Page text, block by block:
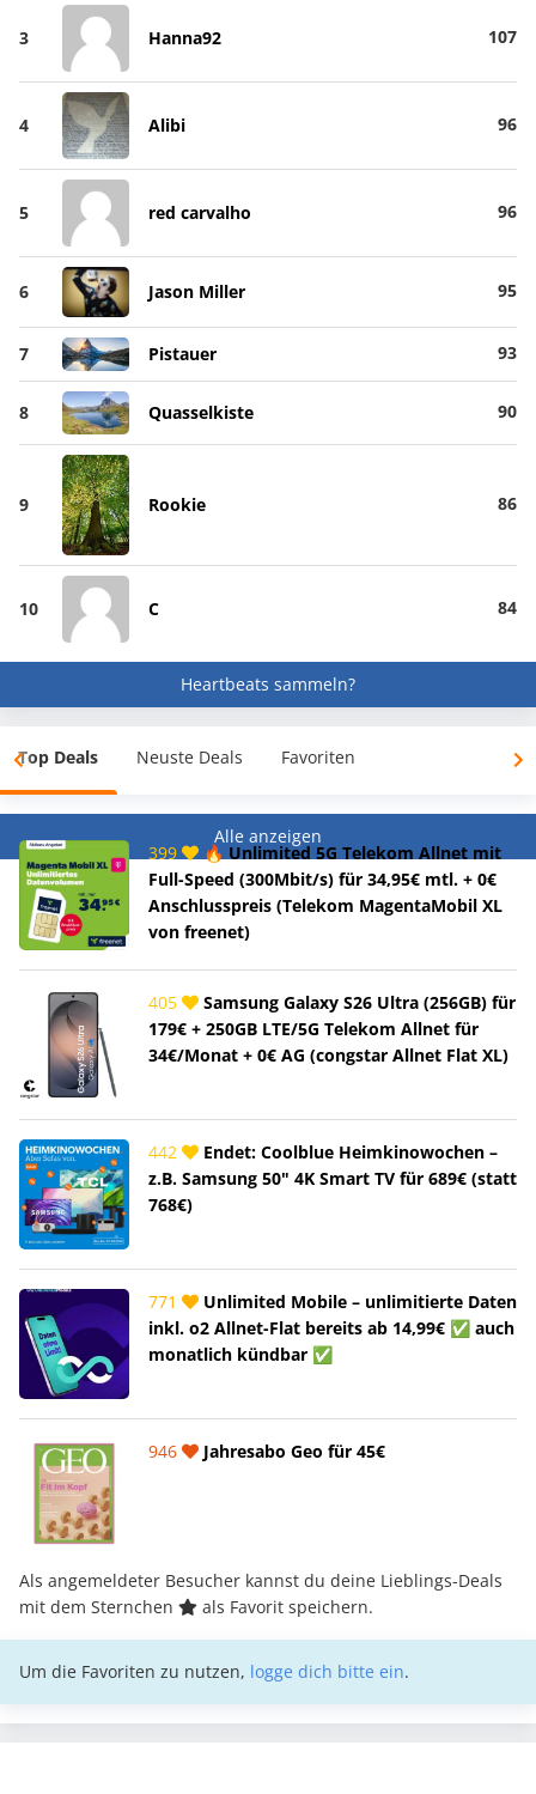
3 Hanna92 107
4 Alibi 96
5 red carvalho 96
6 Jason Miller 95
7 Pistauer 93
8 Quasselkiste 90
9 Rookie 86
10 C 84
Heartbeats sammeln?
Top Deals Neuste Deals Favoriten
Alle anzeigen
399
🔥 Unlimited 5G Telekom Allnet mit
Full-Speed (300Mbit/s) für 34,95€ mtl. + 0€
Anschlusspreis (Telekom MagentaMobil XL
von freenet)
405
Samsung Galaxy S26 Ultra (256GB) für
179€ + 250GB LTE/5G Telekom Allnet für
34€/Monat + 0€ AG (congstar Allnet Flat XL)
442
Endet: Coolblue Heimkinowochen –
z.B. Samsung 50" 4K Smart TV für 689€ (statt
768€)
771
Unlimited Mobile – unlimitierte Daten
inkl. o2 Allnet-Flat bereits ab 14,99€ ✅ auch
monatlich kündbar ✅
946 Jahresabo Geo für 45€
Als angemeldeter Besucher kannst du deine Lieblings-Deals
mit dem Sternchen
als Favorit speichern.
Um die Favoriten zu nutzen, logge dich bitte ein.